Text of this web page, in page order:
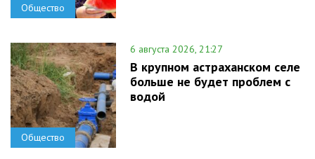
Общество
Общество
6 августа 2026, 21:27
В крупном астраханском селе
больше не будет проблем с
водой